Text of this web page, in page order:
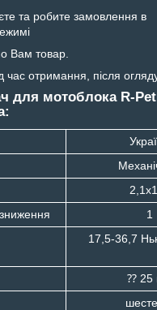
та робите замовлення в
Вам товар.
час отримання, після
для мотоблока R-
зниження
1
17,5-36,7
⁇ 25